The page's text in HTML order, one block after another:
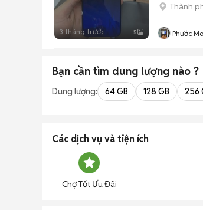
3 tháng trước 5
Thành
Phước
Bạn cần tìm dung lượng nào ?
Dung lượng: 64 GB 128 GB 256
Các dịch vụ và tiện ích
Chợ Tốt Ưu Đãi